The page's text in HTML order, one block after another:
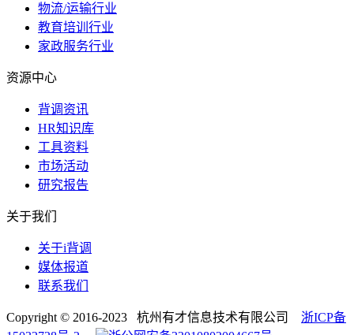
物流/运输行业
教育培训行业
家政服务行业
资源中心
背调资讯
HR知识库
工具资料
市场活动
研究报告
关于我们
关于i背调
媒体报道
联系我们
Copyright © 2016-2023 杭州有才信息技术有限公司 浙ICP备